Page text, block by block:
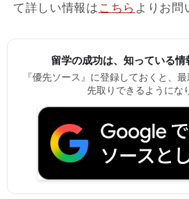
て詳しい情報は こちら よりお問
留学の成功は、知っている情
『優先ソース』に登録しておくと、
先取りできるようにな